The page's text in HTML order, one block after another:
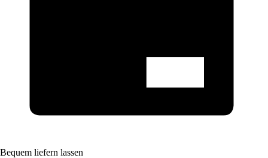
Bequem liefern lassen